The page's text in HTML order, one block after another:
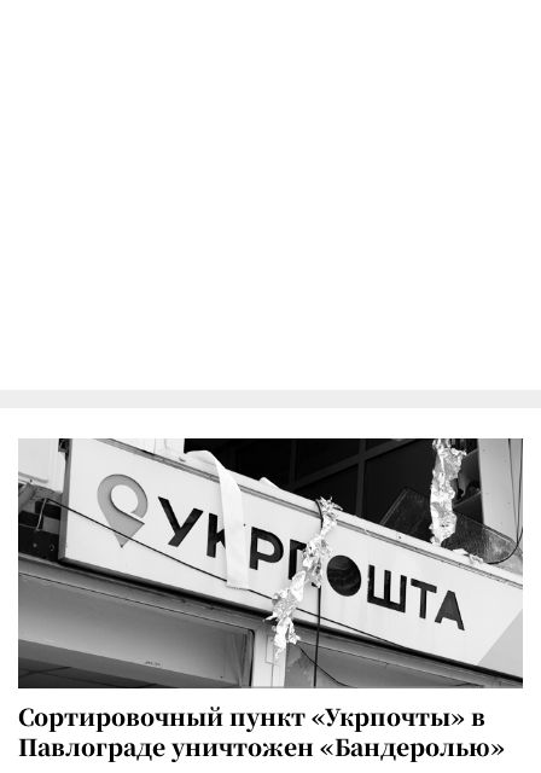
Сортировочный пункт «Укрпочты» в
Павлограде уничтожен «Бандеролью»